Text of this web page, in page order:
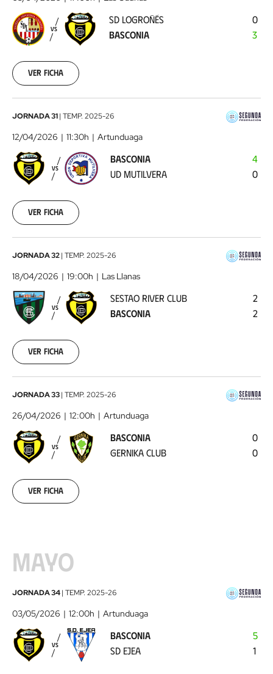
Basconia2026-
04-
VS
SD LOGROÑÉS
BASCONIA
0
3
Ver ficha
Basconia
-
UD
Mutilvera2026-
04-
JORNADA 31| TEMP. 2025-26
12/04/2026 11:30h Artunduaga
VS
BASCONIA
UD MUTILVERA
4
0
Ver ficha
Sestao
River
Club
-
Basconia
2026-
18
JORNADA 32| TEMP. 2025-26
18/04/2026 19:00h Las Llanas
VS
SESTAO RIVER CLUB
BASCONIA
2
2
Ver ficha
Basconia
-
Gernika
Club2026-
04-
JORNADA 33| TEMP. 2025-26
26/04/2026 12:00h Artunduaga
VS
BASCONIA
GERNIKA CLUB
0
0
Ver ficha
MAYO
Basconia
-
SD
Ejea2026-
05-
JORNADA 34| TEMP. 2025-26
03/05/2026 12:00h Artunduaga
VS
BASCONIA
SD EJEA
5
1